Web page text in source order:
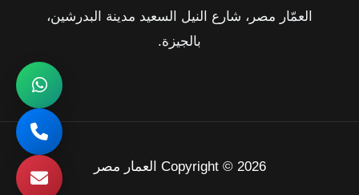
العمّار مصر، شارع النيل السعيد مدينة البدرشين،
بالجيزة.
Copyright © 2026 العمار مصر